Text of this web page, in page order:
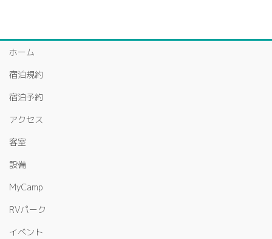
ホーム
宿泊規約
宿泊予約
アクセス
客室
設備
MyCamp
RVパーク
イベント